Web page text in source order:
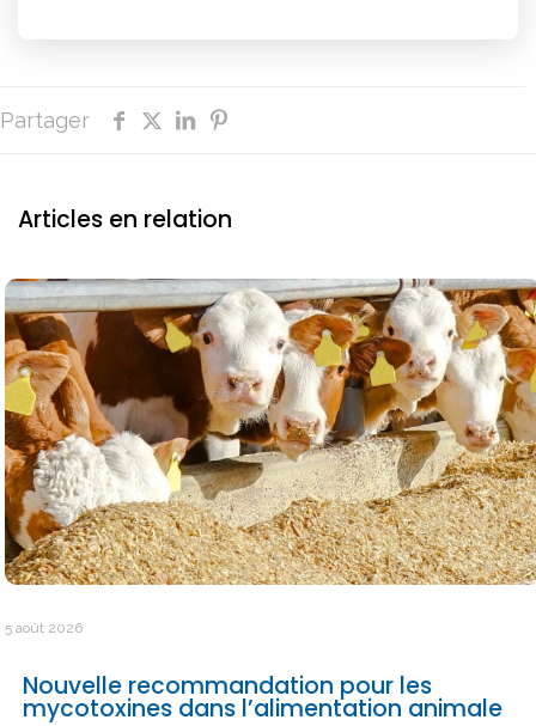
Partager
Articles en relation
5 août 2026
Nouvelle recommandation pour les
mycotoxines dans l’alimentation animale